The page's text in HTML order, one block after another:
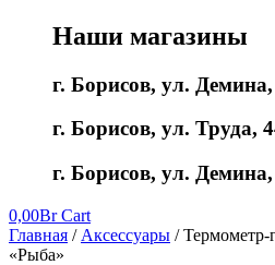
Наши магазины
г. Борисов, ул.
г. Борисов, ул. Труда,
г. Борисов, ул.
0,00Br Cart
Главная / Аксессуары / Термометр-
«Рыба»